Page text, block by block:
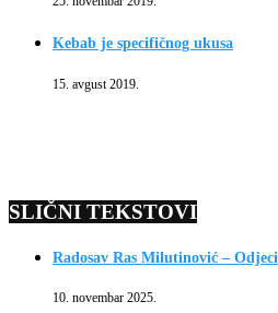
Kebab je specifičnog ukusa
15. avgust 2019.
SLIČNI TEKSTOVI
Radosav Ras Milutinović – Odjeci
10. novembar 2025.